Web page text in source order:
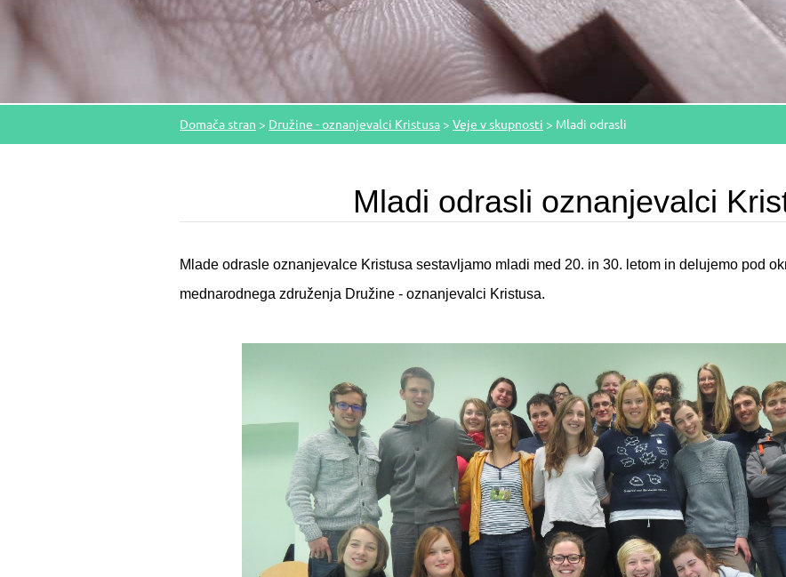
Domača stran > Družine - oznanjevalci Kristusa > Veje v skupnosti > Mladi odrasli
Mladi odrasli oznanjevalci
Mlade odrasle oznanjevalce Kristusa sestavljamo mladi med 20. in 30. letom in delujemo pod
mednarodnega združenja Družine - oznanjevalci Kristusa.